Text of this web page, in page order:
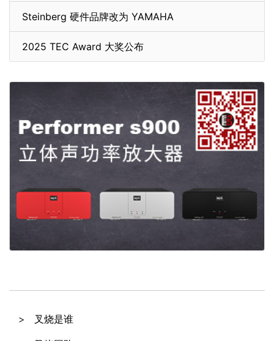
Steinberg 硬件品牌改为 YAMAHA
2025 TEC Award 大奖公布
叉烧是谁